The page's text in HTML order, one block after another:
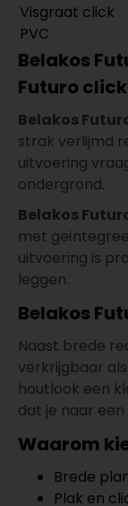
Visgraat click
PVC
Belakos
Futuro click
Belakos
strak verlijmd
uitvoering
ondergrond.
Belakos
met
uitvoering is
leggen.
Belakos
Naast brede
verkrijgbaar
houtlook een
dat je naar
Waarom
Brede
Plak en